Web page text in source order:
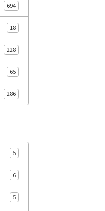
694
18
228
65
286
5
6
5